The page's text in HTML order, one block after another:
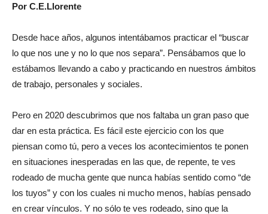
Por C.E.Llorente
Desde hace años, algunos intentábamos practicar el “buscar
lo que nos une y no lo que nos separa”. Pensábamos que lo
estábamos llevando a cabo y practicando en nuestros ámbitos
de trabajo, personales y sociales.
Pero en 2020 descubrimos que nos faltaba un gran paso que
dar en esta práctica. Es fácil este ejercicio con los que
piensan como tú, pero a veces los acontecimientos te ponen
en situaciones inesperadas en las que, de repente, te ves
rodeado de mucha gente que nunca habías sentido como “de
los tuyos” y con los cuales ni mucho menos, habías pensado
en crear vínculos. Y no sólo te ves rodeado, sino que la